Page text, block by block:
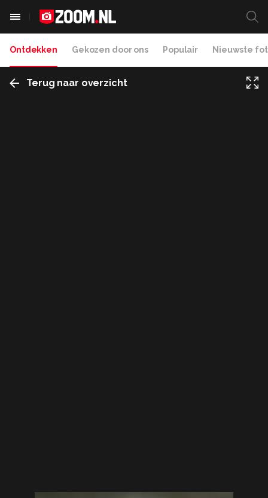
Ontdekken Gekozen door ons Populair Nieuwste
Terug naar overzicht